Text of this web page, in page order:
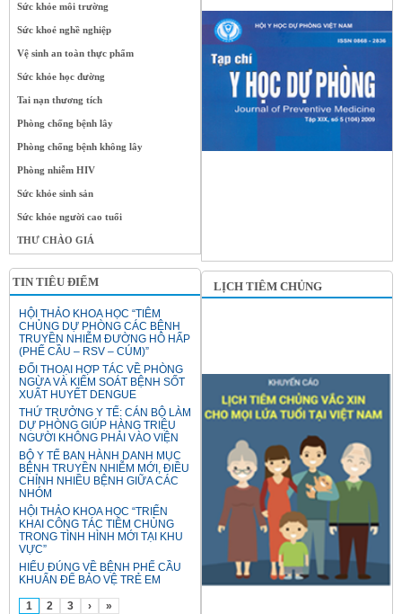
Sức khỏe môi trường
Sức khoẻ nghề nghiệp
Vệ sinh an toàn thực phẩm
Sức khỏe học đường
Tai nạn thương tích
Phòng chống bệnh lây
Phòng chống bệnh không lây
Phòng nhiễm HIV
Sức khỏe sinh sản
Sức khỏe người cao tuổi
THƯ CHÀO GIÁ
TIN TIÊU ĐIỂM
HỘI THẢO KHOA HỌC “TIÊM
CHỦNG DỰ PHÒNG CÁC BỆNH
TRUYỀN NHIỄM ĐƯỜNG HÔ HẤP
(PHẾ CẦU – RSV – CÚM)”
ĐỐI THOẠI HỢP TÁC VỀ PHÒNG
NGỪA VÀ KIỂM SOÁT BỆNH SỐT
XUẤT HUYẾT DENGUE
THỨ TRƯỞNG Y TẾ: CÁN BỘ LÀM
DỰ PHÒNG GIÚP HÀNG TRIỆU
NGƯỜI KHÔNG PHẢI VÀO VIỆN
BỘ Y TẾ BAN HÀNH DANH MỤC
BỆNH TRUYỀN NHIỄM MỚI, ĐIỀU
CHỈNH NHIỀU BỆNH GIỮA CÁC
NHÓM
HỘI THẢO KHOA HỌC “TRIỂN
KHAI CÔNG TÁC TIÊM CHỦNG
TRONG TÌNH HÌNH MỚI TẠI KHU
VỰC”
HIỂU ĐÚNG VỀ BỆNH PHẾ CẦU
KHUẨN ĐỂ BẢO VỆ TRẺ EM
1 2 3 › »
LỊCH TIÊM CHỦNG